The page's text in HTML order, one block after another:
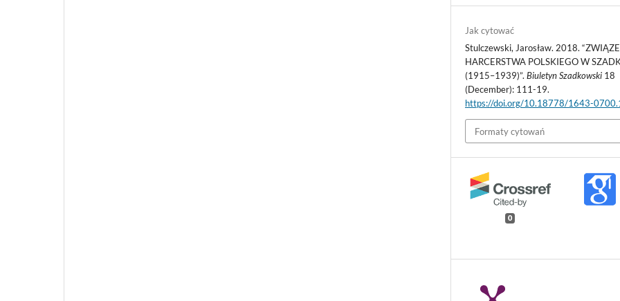
Jak cytować
Stulczewski, Jarosław. 2018.
HARCERSTWA POLSKIEGO W
(1915–1939)”.Biuletyn Szadkowski 18
(December): 111-19.
https://doi.org/10.18778/1643-
Formaty cytowań
0